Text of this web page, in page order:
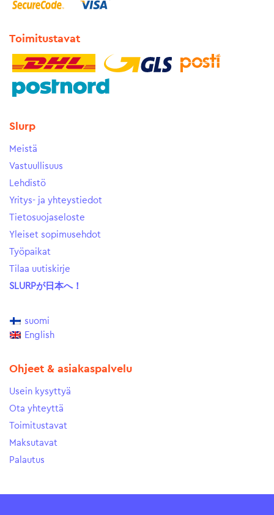
Toimitustavat
Slurp
Meistä
Vastuullisuus
Lehdistö
Yritys- ja yhteystiedot
Tietosuojaseloste
Yleiset sopimusehdot
Työpaikat
Tilaa uutiskirje
SLURPが日本へ！
suomi
English
Ohjeet & asiakaspalvelu
Usein kysyttyä
Ota yhteyttä
Toimitustavat
Maksutavat
Palautus